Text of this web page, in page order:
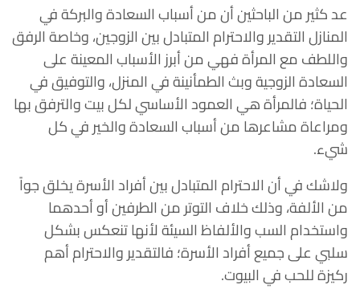
عد كثير من الباحثين أن من أسباب السعادة والبركة في
المنازل التقدير والاحترام المتبادل بين الزوجين، وخاصة الرفق
واللطف مع المرأة فهي من أبرز الأسباب المعينة على
السعادة الزوجية وبث الطمأنينة في المنزل، والتوفيق في
الحياة؛ فالمرأة هي العمود الأساسي لكل بيت والترفق بها
ومراعاة مشاعرها من أسباب السعادة والخير في كل
شيء.
ولاشك في أن الاحترام المتبادل بين أفراد الأسرة يخلق جواً
من الألفة، وذلك خلاف التوتر من الطرفين أو أحدهما
واستخدام السب والألفاظ السيئة لأنها تنعكس بشكل
سلبي على جميع أفراد الأسرة؛ فالتقدير والاحترام أهم
ركيزة للحب في البيوت.